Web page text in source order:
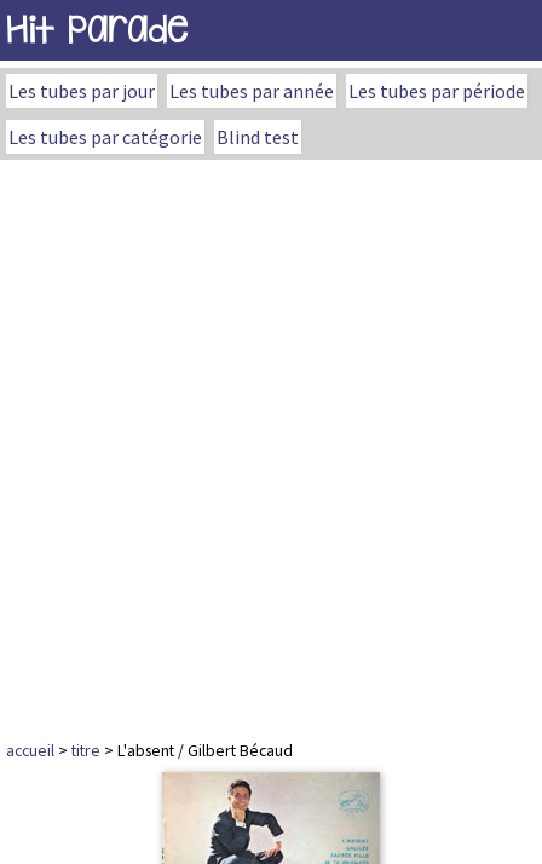
Hit Parade
Les tubes par jour Les tubes par année
Les tubes par période
Les tubes par catégorie
Blind test
accueil >titre > L'absent / Gilbert Bécaud